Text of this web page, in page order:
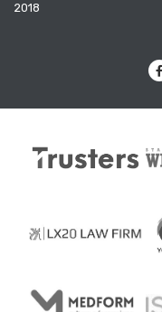
2018